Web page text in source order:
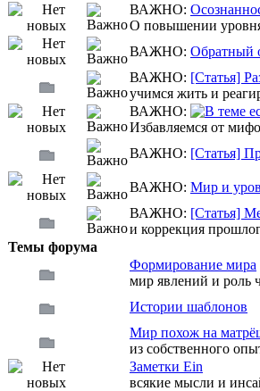
ВАЖНО:
О повышении
ВАЖНО: Обратный
ВАЖНО: [Статья]
учимся жить и
ВАЖНО:
Избавляемся от
ВАЖНО: [Статья]
ВАЖНО: Мир и
ВАЖНО: [Статья]
и коррекция
Темы форума
Формирование мира
мир явлений и роль
Истории шаблонов
Мир похож на
из собственного
Заметки Ein
всякие мысли и